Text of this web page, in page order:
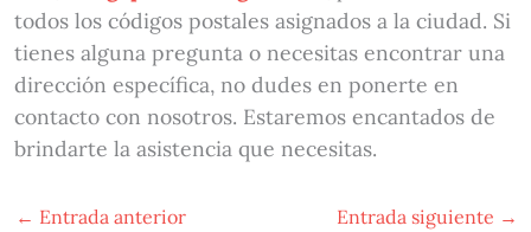
todos los códigos postales asignados a la ciudad. Si
tienes alguna pregunta o necesitas encontrar una
dirección específica, no dudes en ponerte en
contacto con nosotros. Estaremos encantados de
brindarte la asistencia que necesitas.
← Entrada anterior Entrada siguiente →